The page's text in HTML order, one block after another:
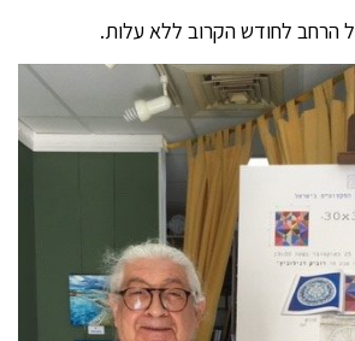
הרחב לחודש הקרוב ללא עלות.